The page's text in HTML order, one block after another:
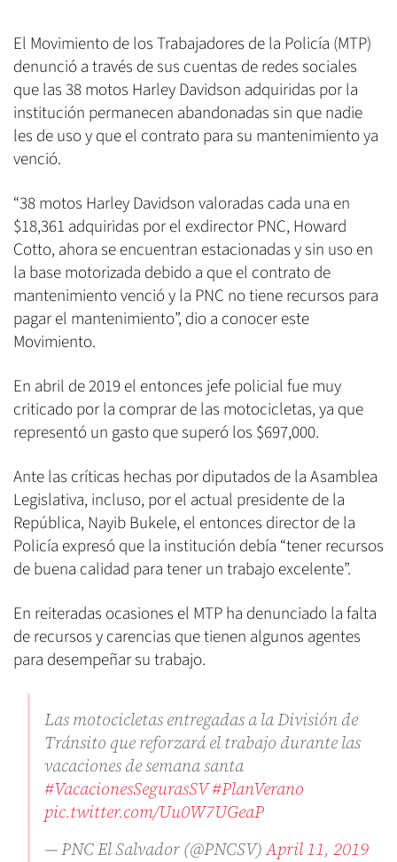
El Movimiento de los Trabajadores de la Policía (MTP)
denunció a través de sus cuentas de redes sociales
que las 38 motos Harley Davidson adquiridas por la
institución permanecen abandonadas sin que nadie
les de uso y que el contrato para su mantenimiento ya
venció.
“38 motos Harley Davidson valoradas cada una en
$18,361 adquiridas por el exdirector PNC, Howard
Cotto, ahora se encuentran estacionadas y sin uso en
la base motorizada debido a que el contrato de
mantenimiento venció y la PNC no tiene recursos para
pagar el mantenimiento”, dio a conocer este
Movimiento.
En abril de 2019 el entonces jefe policial fue muy
criticado por la comprar de las motocicletas, ya que
representó un gasto que superó los $697,000.
Ante las críticas hechas por diputados de la Asamblea
Legislativa, incluso, por el actual presidente de la
República, Nayib Bukele, el entonces director de la
Policía expresó que la institución debía “tener recursos
de buena calidad para tener un trabajo excelente”.
En reiteradas ocasiones el MTP ha denunciado la falta
de recursos y carencias que tienen algunos agentes
para desempeñar su trabajo.
Las motocicletas entregadas a la División de
Tránsito que reforzará el trabajo durante las
vacaciones de semana santa
#VacacionesSegurasSV#PlanVerano
pic.twitter.com/Uu0W7UGeaP
— PNC El Salvador (@PNCSV)April 11, 2019